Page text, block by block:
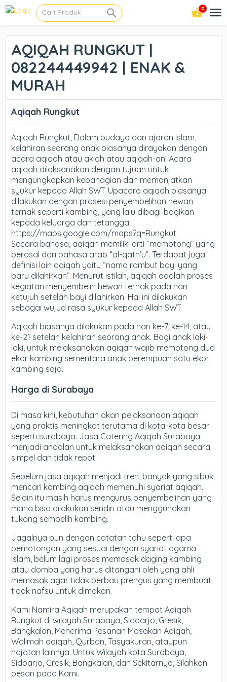
0
AQIQAH RUNGKUT |
082244449942 | ENAK &
MURAH
Aqiqah Rungkut
Aqiqah Rungkut, Dalam budaya dan ajaran Islam,
kelahiran seorang anak biasanya dirayakan dengan
acara aqiqoh atau akiah atau aqiqah-an. Acara
aqiqah dilaksanakan dengan tujuan untuk
mengungkapkan kebahagian dan memanjatkan
syukur kepada Allah SWT. Upacara aqiqah biasanya
dilakukan dengan prosesi penyembelihan hewan
ternak seperti kambing, yang lalu dibagi-bagikan
kepada keluarga dan tetangga.
https://maps.google.com/maps?q=Rungkut
Secara bahasa, aqiqah memiliki arti “memotong” yang
berasal dari bahasa arab “al-qath’u”. Terdapat juga
definisi lain aqiqah yaitu “nama rambut bayi yang
baru dilahirkan”. Menurut istilah, aqiqah adalah proses
kegiatan menyembelih hewan ternak pada hari
ketujuh setelah bayi dilahirkan. Hal ini dilakukan
sebagai wujud rasa syukur kepada Allah SWT.
Aqiqah biasanya dilakukan pada hari ke-7, ke-14, atau
ke-21 setelah kelahiran seorang anak. Bagi anak laki-
laki, untuk melaksanakan aqiqah wajib memotong dua
ekor kambing sementara anak perempuan satu ekor
kambing saja.
Harga di Surabaya
Di masa kini, kebutuhan akan pelaksanaan aqiqah
yang praktis meningkat terutama di kota-kota besar
seperti surabaya. Jasa Catering Aqiqah Surabaya
menjadi andalan untuk melaksanakan aqiqah secara
simpel dan tidak repot.
Sebelum jasa aqiqah menjadi tren, banyak yang sibuk
mencari kambing aqiqah memenuhi syariat aqiqah.
Selain itu masih harus mengurus penyembelihan yang
mana bisa dilakukan sendiri atau menggunakan
tukang sembelih kambing.
Jagalnya pun dengan catatan tahu seperti apa
pemotongan yang sesuai dengan syariat agama
Islam, belum lagi proses memasak daging kambing
atau domba yang harus ditangani oleh yang ahli
memasak agar tidak berbau prengus yang membuat
tidak nafsu untuk dimakan.
Kami Namira Aqiqah merupakan tempat Aqiqah
Rungkut di wilayah Surabaya, Sidoarjo, Gresik,
Bangkalan, Menerima Pesanan Masakan Aqiqah,
Walimah aqiqah, Qurban, Tasyakuran, ataupun
hajatan lainnya. Untuk Wilayah kota Surabaya,
Sidoarjo, Gresik, Bangkalan, dan Sekitarnya, Silahkan
pesan pada Kami.